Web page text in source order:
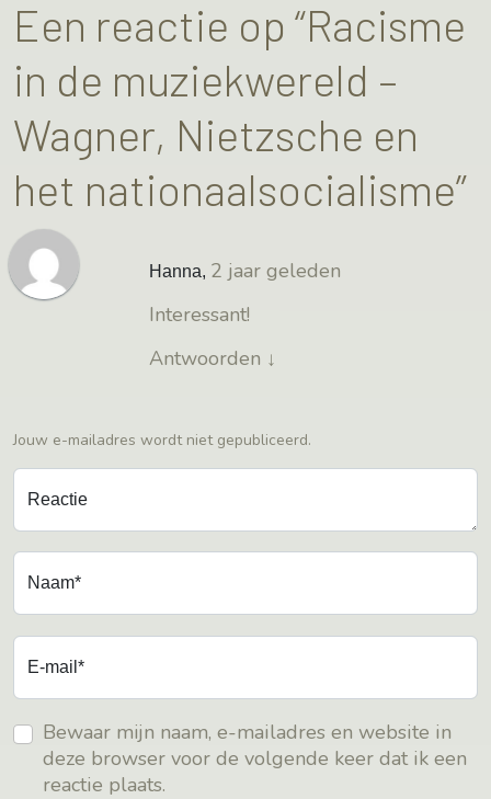
Een reactie op “Racisme
in de muziekwereld –
Wagner, Nietzsche en
het nationaalsocialisme”
Hanna, 2 jaar geleden
Interessant!
Antwoorden ↓
Jouw e-mailadres wordt niet gepubliceerd.
Reactie
Naam*
E-mail*
Bewaar mijn naam, e-mailadres en website in
deze browser voor de volgende keer dat ik een
reactie plaats.